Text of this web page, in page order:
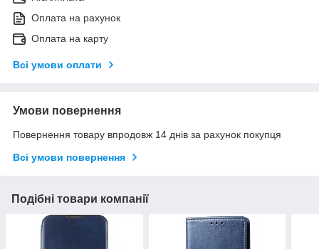
Оплата на рахунок
Оплата на карту
Всі умови оплати
Умови повернення
Повернення товару впродовж 14 днів за рахунок покупця
Всі умови повернення
Подібні товари компанії